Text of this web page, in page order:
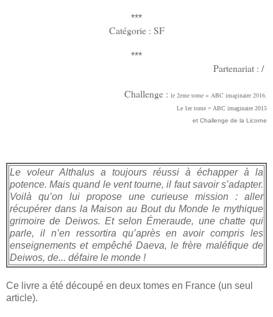
***
Catégorie : SF
***
Partenariat : /
Challenge : le 2eme tome = ABC imaginaire 2016.
Le 1er tome = ABC imaginaire 2015
et Challenge de la Licorne
Le voleur Althalus a toujours réussi à échapper à la
potence. Mais quand le vent tourne, il faut savoir s’adapter.
Voilà qu’on lui propose une curieuse mission : aller
récupérer dans la Maison au Bout du Monde le mythique
grimoire de Deiwos. Et selon Émeraude, une chatte qui
parle, il n’en ressortira qu’après en avoir compris les
enseignements et empêché Daeva, le frère maléfique de
Deiwos, de... défaire le monde !
Ce livre a été découpé en deux tomes en France (un seul
article).